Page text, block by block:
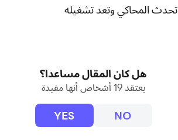
تحدث المحاكي وتعد تشغيله
هل كان المقال مساعدا؟
يعتقد 19 أشخاص أنها مفيدة
NO
YES